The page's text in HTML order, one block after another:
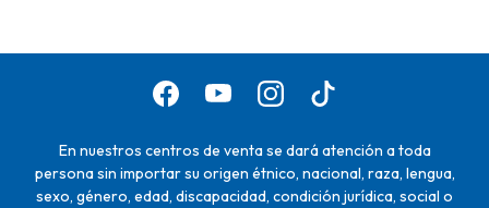
En nuestros centros de venta se dará atención a toda
persona sin importar su origen étnico, nacional, raza, lengua,
sexo, género, edad, discapacidad, condición jurídica, social o